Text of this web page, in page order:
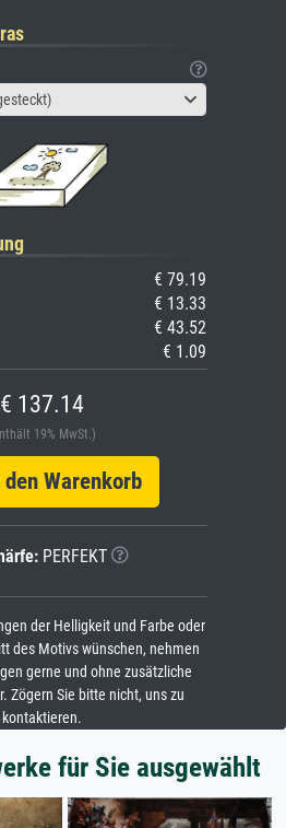
€ 79.19
€ 13.33
€ 43.52
€ 1.09
€ 137.14
19% MwSt.)
Warenkorb
PERFEKT
der Helligkeit und Farbe oder
des Motivs wünschen, nehmen
gerne und ohne zusätzliche
Zögern Sie bitte nicht, uns zu
kontaktieren.
für Sie ausgewählt